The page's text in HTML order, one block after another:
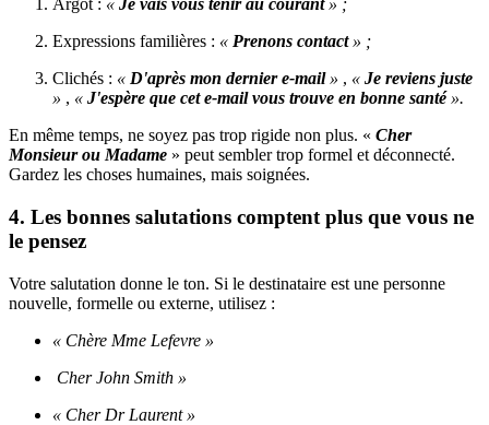
Argot : « Je vais vous tenir au courant » ;
Expressions familières : « Prenons contact » ;
Clichés : « D'après mon dernier e-mail » , « Je reviens juste
» , « J'espère que cet e-mail vous trouve en bonne santé ».
En même temps, ne soyez pas trop rigide non plus. « Cher
Monsieur ou Madame » peut sembler trop formel et déconnecté.
Gardez les choses humaines, mais soignées.
4. Les bonnes salutations comptent plus que vous ne
le pensez
Votre salutation donne le ton. Si le destinataire est une personne
nouvelle, formelle ou externe, utilisez :
« Chère Mme Lefevre »
Cher John Smith »
« Cher Dr Laurent »